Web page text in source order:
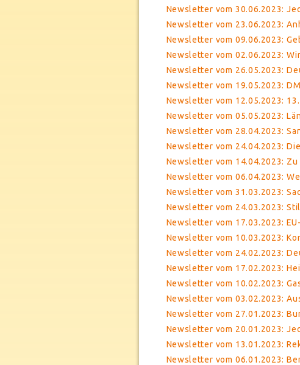
Newsletter vom 30.06.2023:
Newsletter vom 23.06.2023:
Newsletter vom 09.06.2023:
Newsletter vom 02.06.2023:
Newsletter vom 26.05.2023:
Newsletter vom 19.05.2023:
Newsletter vom 12.05.2023:
Newsletter vom 05.05.2023:
Newsletter vom 28.04.2023:
Newsletter vom 24.04.2023:
Newsletter vom 14.04.2023:
Newsletter vom 06.04.2023:
Newsletter vom 31.03.2023:
Newsletter vom 24.03.2023:
Newsletter vom 17.03.2023:
Newsletter vom 10.03.2023:
Newsletter vom 24.02.2023:
Newsletter vom 17.02.2023:
Newsletter vom 10.02.2023:
Newsletter vom 03.02.2023:
Newsletter vom 27.01.2023:
Newsletter vom 20.01.2023:
Newsletter vom 13.01.2023:
Newsletter vom 06.01.2023: